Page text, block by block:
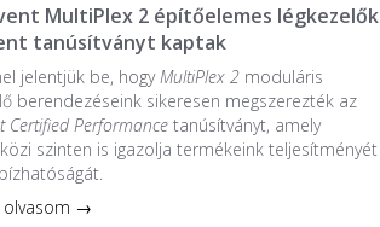
MultiPlex 2 építőelemes légkezelők
tanúsítványt kaptak
jelentjük be, hogyMultiPlex 2moduláris
berendezéseink sikeresen megszerezték az
Certified Performancetanúsítványt, amely
szinten is igazolja termékeink teljesítményét
olvasom →